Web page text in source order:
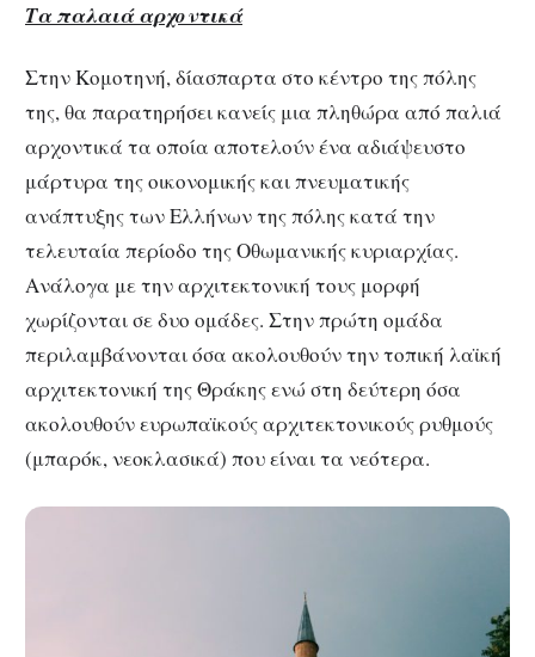
Τα παλαιά αρχοντικά
Στην Κομοτηνή, δίασπαρτα στο κέντρο της πόλης
της, θα παρατηρήσει κανείς μια πληθώρα από παλιά
αρχοντικά τα οποία αποτελούν ένα αδιάψευστο
μάρτυρα της οικονομικής και πνευματικής
ανάπτυξης των Ελλήνων της πόλης κατά την
τελευταία περίοδο της Οθωμανικής κυριαρχίας.
Ανάλογα με την αρχιτεκτονική τους μορφή
χωρίζονται σε δυο ομάδες. Στην πρώτη ομάδα
περιλαμβάνονται όσα ακολουθούν την τοπική λαϊκή
αρχιτεκτονική της Θράκης ενώ στη δεύτερη όσα
ακολουθούν ευρωπαϊκούς αρχιτεκτονικούς ρυθμούς
(μπαρόκ, νεοκλασικά) που είναι τα νεότερα.